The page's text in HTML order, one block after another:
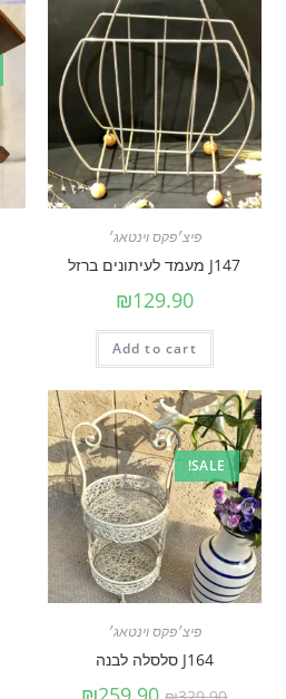
פיצ׳פקס וינטאג׳
J147 מעמד לעיתונים ברזל
₪129.90
Add to cart
SALE!
פיצ׳פקס וינטאג׳
J164 סלסלה לבנה